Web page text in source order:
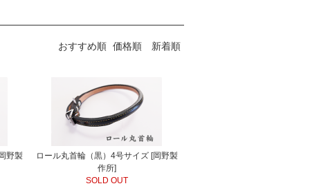
おすすめ順 価格順 新着順
野製
ロール丸首輪（黒）4号サイズ [岡野製
作所]
SOLD OUT